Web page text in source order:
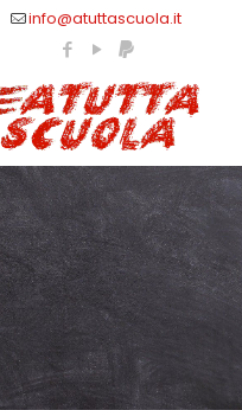
info@atuttascuola.it